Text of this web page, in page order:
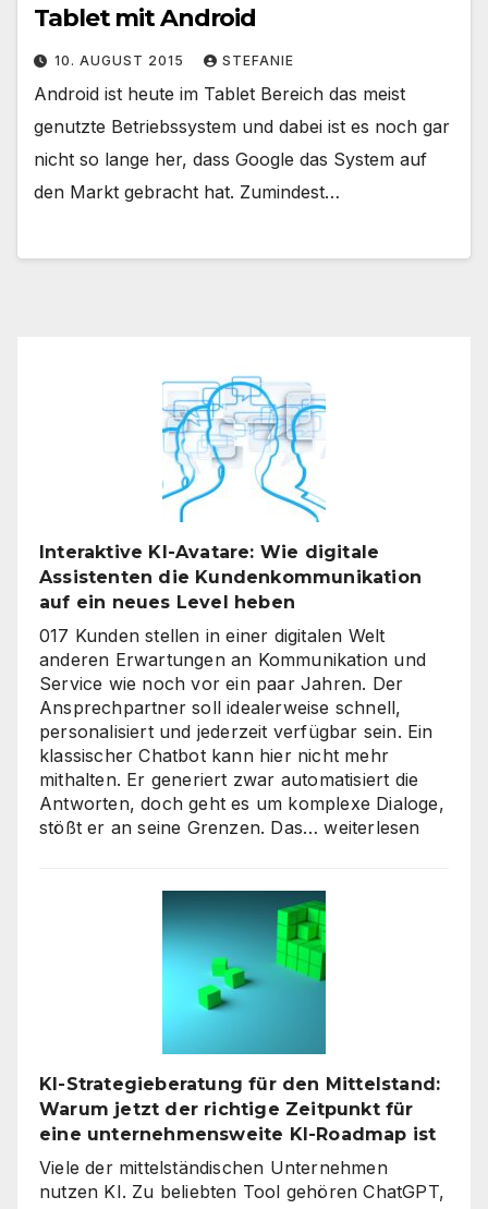
Tablet mit Android
10. AUGUST 2015 STEFANIE
Android ist heute im Tablet Bereich das meist
genutzte Betriebssystem und dabei ist es noch gar
nicht so lange her, dass Google das System auf
den Markt gebracht hat. Zumindest…
Interaktive KI-Avatare: Wie digitale
Assistenten die Kundenkommunikation
auf ein neues Level heben
017 Kunden stellen in einer digitalen Welt
anderen Erwartungen an Kommunikation und
Service wie noch vor ein paar Jahren. Der
Ansprechpartner soll idealerweise schnell,
personalisiert und jederzeit verfügbar sein. Ein
klassischer Chatbot kann hier nicht mehr
mithalten. Er generiert zwar automatisiert die
Antworten, doch geht es um komplexe Dialoge,
stößt er an seine Grenzen. Das…Interaktive
Wie
digitale
Assistenten
Level
heben
weiterlesen
KI-Strategieberatung für den Mittelstand:
Warum jetzt der richtige Zeitpunkt für
eine unternehmensweite KI-Roadmap ist
Viele der mittelständischen Unternehmen
nutzen KI. Zu beliebten Tool gehören ChatGPT,